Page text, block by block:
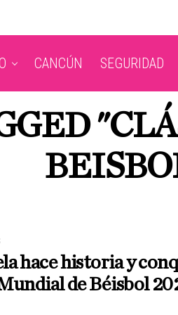
CANCÚN SEGURIDAD
hace historia y
de Béisbol